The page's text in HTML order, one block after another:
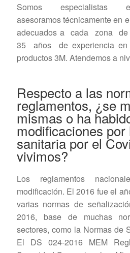
Somos especialistas
asesoramos técnicamente en
adecuados a cada zona
35 años de experiencia en
productos 3M. Atendemos a
Respecto a las
reglamentos, ¿se
mismas o ha
modificaciones
sanitaria por el
vivimos?
Los reglamentos
modificación. El 2016 fue el
varias normas de
2016, base de muchas
sectores, como la Normas de
El DS 024-2016 MEM